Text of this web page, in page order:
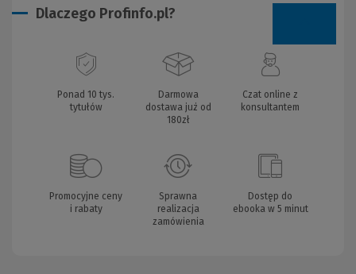
Dlaczego Profinfo.pl?
Ponad 10 tys.
tytułów
Darmowa
dostawa już od
180zł
Czat online z
konsultantem
Promocyjne ceny
i rabaty
Sprawna
realizacja
zamówienia
Dostęp do
ebooka w 5 minut